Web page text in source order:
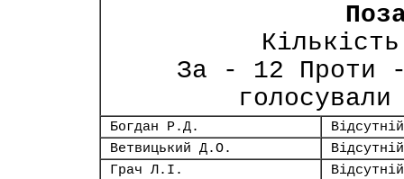
За - 12 Проти
Богдан Р.Д.
Відсутній
Ветвицький Д.О.
Відсутній
Грач Л.І.
Відсутній